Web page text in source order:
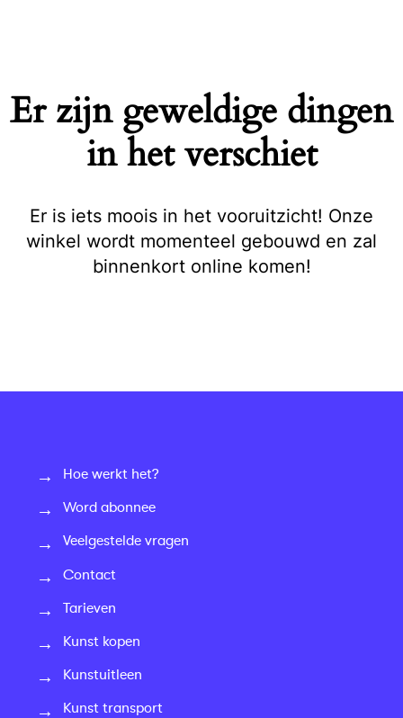
Er zijn geweldige dingen
in het verschiet
Er is iets moois in het vooruitzicht! Onze
winkel wordt momenteel gebouwd en zal
binnenkort online komen!
Hoe werkt het?
Word abonnee
Veelgestelde vragen
Contact
Tarieven
Kunst kopen
Kunstuitleen
Kunst transport